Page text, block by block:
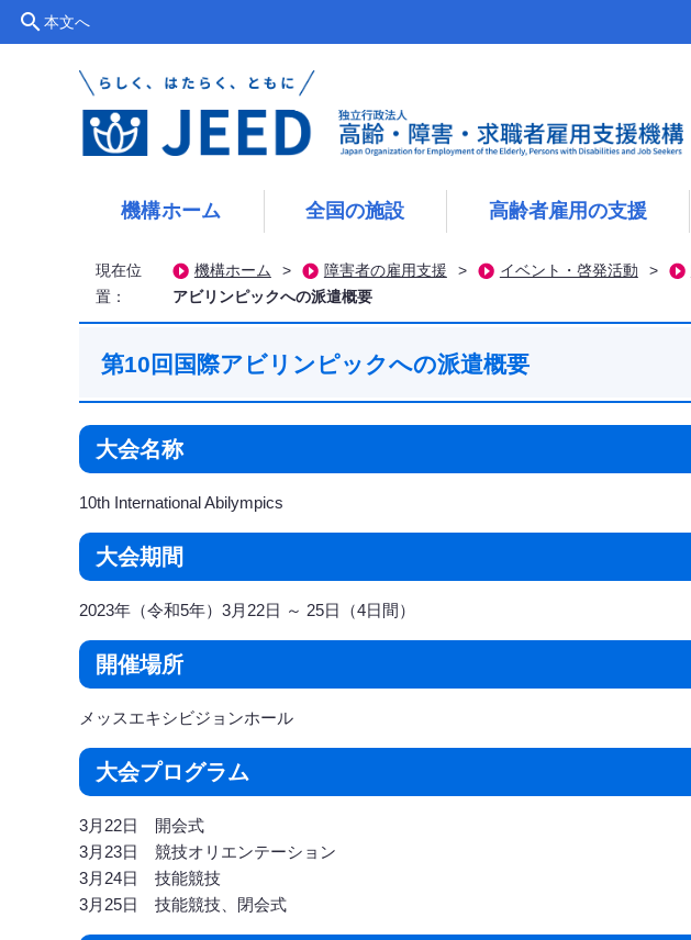
search本文へ
機構ホーム 全国の施設 高齢者雇用の支援
現在位
置：
機構ホーム > 障害者の雇用支援 > イベント・啓発活動 >
アビリンピックへの派遣概要
第10回国際アビリンピックへの派遣概要
大会名称
10th International Abilympics
大会期間
2023年（令和5年）3月22日 ～ 25日（4日間）
開催場所
メッスエキシビジョンホール
大会プログラム
3月22日 開会式
3月23日 競技オリエンテーション
3月24日 技能競技
3月25日 技能競技、閉会式